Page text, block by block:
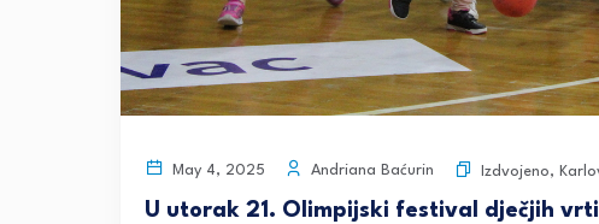
May 4, 2025 Andriana Baćurin Izdvojeno,
U utorak 21. Olimpijski festival dječjih